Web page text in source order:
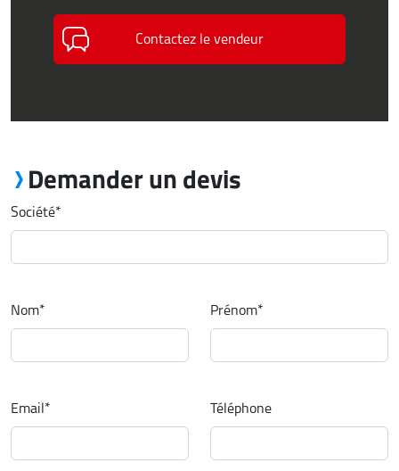
Contactez le vendeur
Demander un devis
Société*
Nom* Prénom*
Email* Téléphone